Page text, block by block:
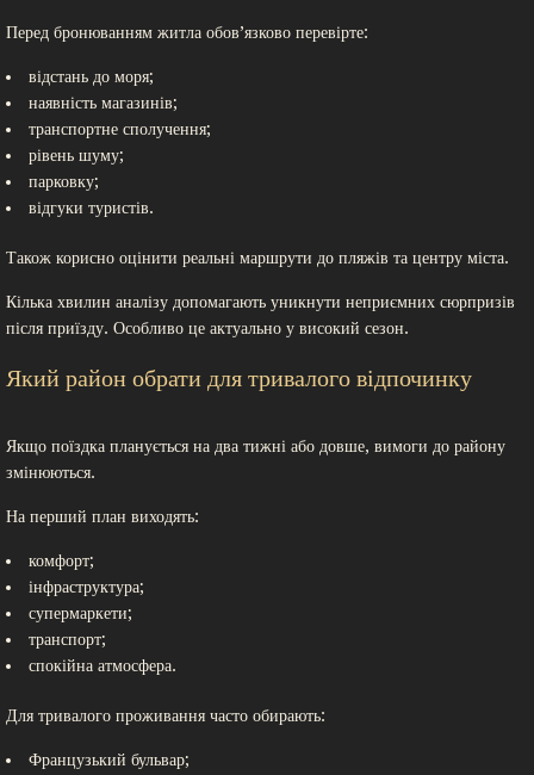
Перед бронюванням житла обов’язково перевірте:
відстань до моря;
наявність магазинів;
транспортне сполучення;
рівень шуму;
парковку;
відгуки туристів.
Також корисно оцінити реальні маршрути до пляжів та центру міста.
Кілька хвилин аналізу допомагають уникнути неприємних сюрпризів
після приїзду. Особливо це актуально у високий сезон.
Який район обрати для тривалого відпочинку
Якщо поїздка планується на два тижні або довше, вимоги до району
змінюються.
На перший план виходять:
комфорт;
інфраструктура;
супермаркети;
транспорт;
спокійна атмосфера.
Для тривалого проживання часто обирають:
Французький бульвар;